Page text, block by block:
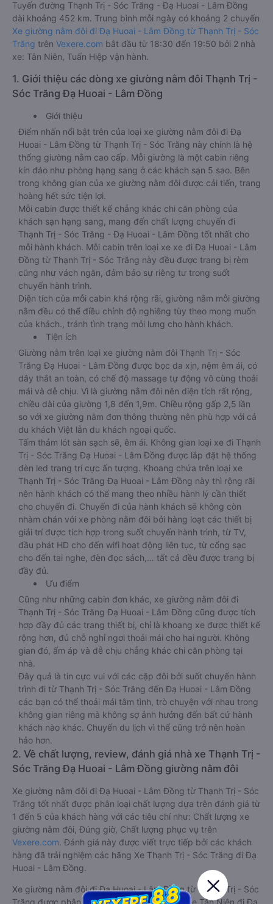
Tuyến đường Thạnh Trị - Sóc Trăng - Đạ Huoai - Lâm Đồng
dài khoảng 452 km. Trung bình mỗi ngày có khoảng 2 chuyến
Xe giường nằm đôi đi Đạ Huoai - Lâm Đồng từ Thạnh Trị - Sóc
Trăng trên Vexere.com bắt đầu từ 18:30 đến 19:50 bởi 2 nhà
xe: Tân Niên, Tuấn Hiệp vận hành.
1. Giới thiệu các dòng xe giường nằm đôi Thạnh Trị -
Sóc Trăng Đạ Huoai - Lâm Đồng
Giới thiệu
Điểm nhấn nổi bật trên của loại xe giường nằm đôi đi Đạ
Huoai - Lâm Đồng từ Thạnh Trị - Sóc Trăng này chính là hệ
thống giường nằm cao cấp. Mỗi giường là một cabin riêng
kín đáo như phòng hạng sang ở các khách sạn 5 sao. Bên
trong không gian của xe giường nằm đôi được cải tiến, trang
hoàng hết sức tiện lợi.
Mỗi cabin được thiết kế chẳng khác chi căn phòng của
khách sạn hạng sang, mang đến chất lượng chuyến đi
Thạnh Trị - Sóc Trăng - Đạ Huoai - Lâm Đồng tốt nhất cho
mỗi hành khách. Mỗi cabin trên loại xe xe đi Đạ Huoai - Lâm
Đồng từ Thạnh Trị - Sóc Trăng này đều được trang bị rèm
cũng như vách ngăn, đảm bảo sự riêng tư trong suốt
chuyến hành trình.
Diện tích của mỗi cabin khá rộng rãi, giường nằm mỗi giường
nằm đều có thể điều chỉnh độ nghiêng tùy theo mong muốn
của khách., tránh tình trạng mỏi lưng cho hành khách.
Tiện ích
Giường nằm trên loại xe giường nằm đôi Thạnh Trị - Sóc
Trăng Đạ Huoai - Lâm Đồng được bọc da xịn, nệm êm ái, có
dây thắt an toàn, có chế độ massage tự động vô cùng thoải
mái và dễ chịu. Vì là giường nằm đôi nên diện tích rất rộng,
chiều dài của giường 1,8 đến 1,9m. Chiều rộng gấp 2,5 lần
so với xe giường nằm đơn thông thường nên phù hợp với cả
du khách Việt lẫn du khách ngoại quốc.
Tấm thảm lót sàn sạch sẽ, êm ái. Không gian loại xe đi Thạnh
Trị - Sóc Trăng Đạ Huoai - Lâm Đồng được lắp đặt hệ thống
đèn led trang trí cực ấn tượng. Khoang chứa trên loại xe
Thạnh Trị - Sóc Trăng Đạ Huoai - Lâm Đồng này thì rộng rãi
nên hành khách có thể mang theo nhiều hành lý cần thiết
cho chuyến đi. Chuyến đi của hành khách sẽ không còn
nhàm chán với xe phòng nằm đôi bởi hàng loạt các thiết bị
giải trí được tích hợp trong suốt chuyến hành trình, từ TV,
đầu phát HD cho đến wifi hoạt động liên tục, từ cổng sạc
cho đến tai nghe, đèn đọc sách,… tất cả đều được trang bị
đầy đủ.
Ưu điểm
Cũng như những cabin đơn khác, xe giường nằm đôi đi
Thạnh Trị - Sóc Trăng Đạ Huoai - Lâm Đồng cũng được tích
hợp đầy đủ các trang thiết bị, chỉ là khoang xe được thiết kế
rộng hơn, đủ chỗ nghỉ ngơi thoải mái cho hai người. Không
gian đó, ấm áp và dễ chịu chẳng khác chi căn phòng tại
nhà.
Đây quả là tin cực vui với các cặp đôi bởi suốt chuyến hành
trình đi từ Thạnh Trị - Sóc Trăng đến Đạ Huoai - Lâm Đồng
các bạn có thể thoải mái tâm tình, trò chuyện với nhau trong
không gian riêng mà không sợ ảnh hưởng đến bất cứ hành
khách nào khác. Chuyến du lịch vì thế cũng trở nên hoàn
hảo hơn.
2. Về chất lượng, review, đánh giá nhà xe Thạnh Trị -
Sóc Trăng Đạ Huoai - Lâm Đồng giường nằm đôi
Xe giường nằm đôi đi Đạ Huoai - Lâm Đồng từ Thạnh Trị - Sóc
Trăng tốt nhất được phân loại chất lượng dựa trên đánh giá từ
1 đến 5 của khách hàng với các tiêu chí như: Chất lượng xe
giường nằm đôi, Đúng giờ, Chất lượng phục vụ trên
Vexere.com. Đánh giá này được viết trực tiếp bởi các khách
hàng đã trải nghiệm các hãng Xe Thạnh Trị - Sóc Trăng đi Đạ
Huoai - Lâm Đồng.
Xe giường nằm đôi đi Đạ Huoai - Lâm Đồng từ Thạnh Trị - Sóc
Trăng được phân loại chất lượng tốt nhất là xe Tân Niên đi Đạ